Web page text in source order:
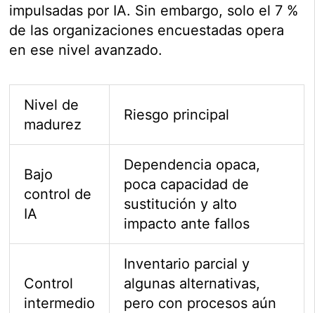
impulsadas por IA. Sin embargo, solo el 7 %
de las organizaciones encuestadas opera
en ese nivel avanzado.
Nivel de
madurez
Riesgo principal
Bajo
control de
IA
Dependencia opaca,
poca capacidad de
sustitución y alto
impacto ante fallos
Control
intermedio
Inventario parcial y
algunas alternativas,
pero con procesos aún